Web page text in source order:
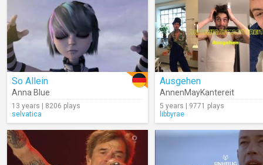
So Allein
Anna Blue
13 years | 8206 plays
selvatica
Ausgehen
AnnenMayKantereit
5 years | 9771 plays
libbyrae